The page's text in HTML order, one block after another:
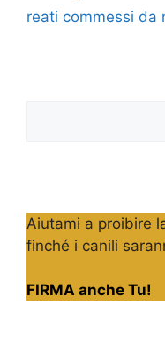
reati commessi da
Aiutami a proibire
finché i canili
FIRMA anche Tu!